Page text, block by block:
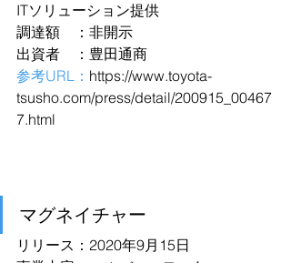
ITソリューション提供
調達額　：非開示
出資者　：豊田通商
参考URL： https://www.toyota-
tsusho.com/press/detail/200915_00467
7.html
マグネイチャー
リリース：2020年9月15日